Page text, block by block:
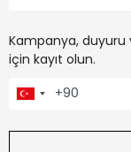
Kampanya,
için kayıt olun.